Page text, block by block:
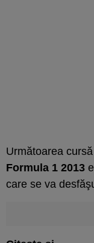
Următoarea
Formula 1 2013
care se va